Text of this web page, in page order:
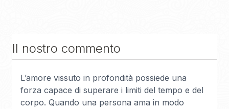
Il nostro commento
L’amore vissuto in profondità possiede una
forza capace di superare i limiti del tempo e del
corpo. Quando una persona ama in modo